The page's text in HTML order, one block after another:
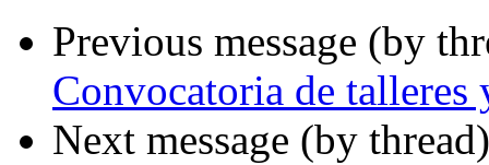
Previous message (by
Convocatoria de talleres
Next message (by